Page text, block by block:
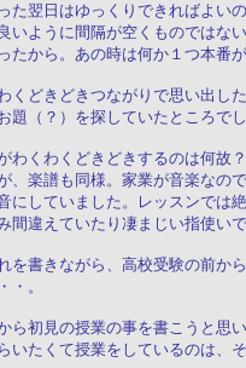
た翌日はゆっくりできればよい
いように間隔が空くものではな
たから。あの時は何か１つ本番
くどきどきつながりで思い出し
題（？）を探していたところでし
わくわくどきどきするのは何故
、楽譜も同様。家業が音楽なの
にしていました。レッスンでは
間違えていたり凄まじい指使い
を書きながら、高校受験の前か
・。
ら初見の授業の事を書こうと思
いたくて授業をしているのは、